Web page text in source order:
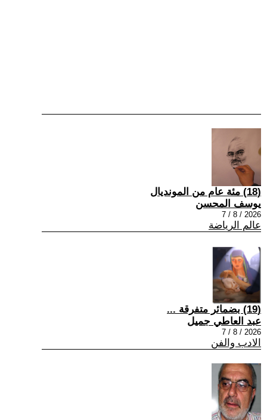
(18) مئة عام من المونديال
يوسف المحسن
2026 / 8 / 7
عالم الرياضة
(19) بضمائر متفرقة ...
عبد العاطي جميل
2026 / 8 / 7
الادب والفن